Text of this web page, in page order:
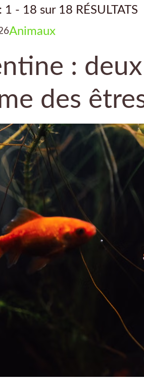
1 - 18 sur 18 RÉSULTATS
Animaux
:
des